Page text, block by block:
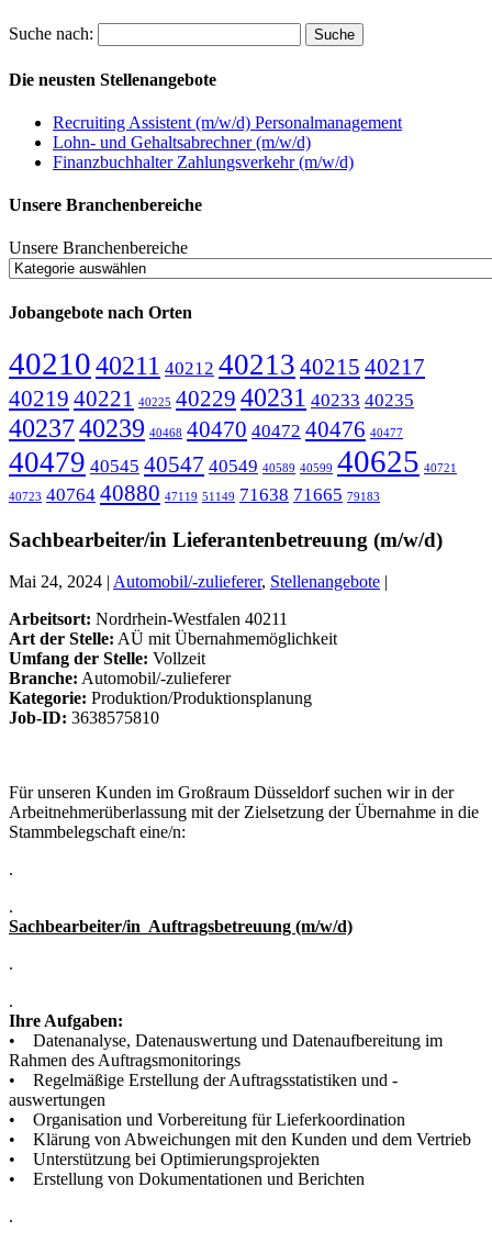
Suche nach:
Die neusten Stellenangebote
Recruiting Assistent (m/w/d) Personalmanagement
Lohn- und Gehaltsabrechner (m/w/d)
Finanzbuchhalter Zahlungsverkehr (m/w/d)
Unsere Branchenbereiche
Unsere Branchenbereiche
Jobangebote nach Orten
4021040211 40212 40213 40215 40217
40219 40221 40225 40229 40231 40233 40235
4023740239 40468 40470 40472 40476 40477
40479 40545 40547 40549 40589 40599 40625 40721
40723 40764 40880 47119 51149 71638 71665 79183
Sachbearbeiter/in Lieferantenbetreuung (m/w/d)
Mai 24, 2024 | Automobil/-zulieferer, Stellenangebote |
Arbeitsort: Nordrhein-Westfalen 40211
Art der Stelle: AÜ mit Übernahmemöglichkeit
Umfang der Stelle: Vollzeit
Branche: Automobil/-zulieferer
Kategorie: Produktion/Produktionsplanung
Job-ID: 3638575810
Für unseren Kunden im Großraum Düsseldorf suchen wir in der
Arbeitnehmerüberlassung mit der Zielsetzung der Übernahme in die
Stammbelegschaft eine/n:
.
.
Sachbearbeiter/in Auftragsbetreuung (m/w/d)
.
.
Ihre Aufgaben:
• Datenanalyse, Datenauswertung und Datenaufbereitung im
Rahmen des Auftragsmonitorings
• Regelmäßige Erstellung der Auftragsstatistiken und -
auswertungen
• Organisation und Vorbereitung für Lieferkoordination
• Klärung von Abweichungen mit den Kunden und dem Vertrieb
• Unterstützung bei Optimierungsprojekten
• Erstellung von Dokumentationen und Berichten
.